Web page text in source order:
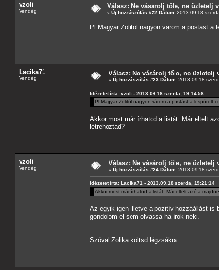
vzoli
Vendég
Válasz: Ne vásárolj tőle, ne üzletelj
« Új hozzászólás #22 Dátum: 2013.09.18
Pl Magyar Zolitól nagyon várom a postást a
Lacika71
Vendég
Válasz: Ne vásárolj tőle, ne üzletelj
« Új hozzászólás #23 Dátum: 2013.09.18
Idézetet írta: vzoli - 2013.09.18 szerda, 19:14:58
Pl Magyar Zolitól nagyon várom a postást a lespórolt
Akkor most már írhatod a listát. Már eltelt
létrehoztad?
vzoli
Vendég
Válasz: Ne vásárolj tőle, ne üzletelj
« Új hozzászólás #24 Dátum: 2013.09.18
Idézetet írta: Lacika71 - 2013.09.18 szerda, 19:21:14
Akkor most már írhatod a listát. Már eltelt azóta
Az egyik igen illetve a pozitív hozzáállást is
gondolom el sem olvassa ha írok neki.
Szóval Zolika költsd légzsákra....